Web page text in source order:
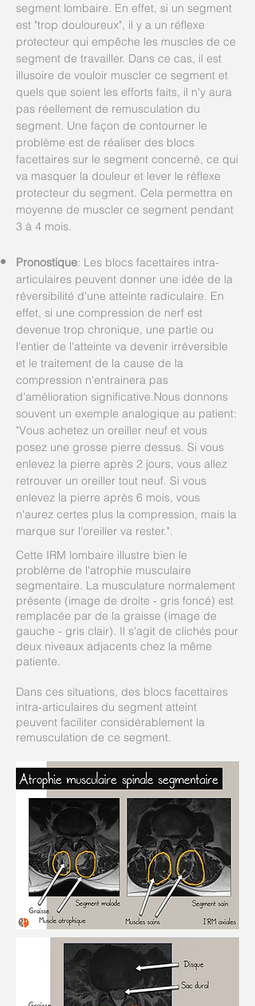
segment lombaire. En effet, si un segment
est "trop douloureux", il y a un réflexe
protecteur qui empêche les muscles de ce
segment de travailler. Dans ce cas, il est
illusoire de vouloir muscler ce segment et
quels que soient les efforts faits, il n'y aura
pas réellement de remusculation du
segment. Une façon de contourner le
problème est de réaliser des blocs
facettaires sur le segment concerné, ce qui
va masquer la douleur et lever le réflexe
protecteur du segment. Cela permettra en
moyenne de muscler ce segment pendant
3 à 4 mois.
Pronostique: Les blocs facettaires intra-
articulaires peuvent donner une idée de la
réversibilité d'une atteinte radiculaire. En
effet, si une compression de nerf est
devenue trop chronique, une partie ou
l'entier de l'atteinte va devenir irréversible
et le traitement de la cause de la
compression n'entrainera pas
d'amélioration significative.Nous donnons
souvent un exemple analogique au patient:
"Vous achetez un oreiller neuf et vous
posez une grosse pierre dessus. Si vous
enlevez la pierre après 2 jours, vous allez
retrouver un oreiller tout neuf. Si vous
enlevez la pierre après 6 mois, vous
n'aurez certes plus la compression, mais la
marque sur l'oreiller va rester.".
Cette IRM lombaire illustre bien le
problème de l'atrophie musculaire
segmentaire. La musculature normalement
présente (image de droite - gris foncé) est
remplacée par de la graisse (image de
gauche - gris clair). Il s'agit de clichés pour
deux niveaux adjacents chez la même
patiente.
Dans ces situations, des blocs facettaires
intra-articulaires du segment atteint
peuvent faciliter considérablement la
remusculation de ce segment.